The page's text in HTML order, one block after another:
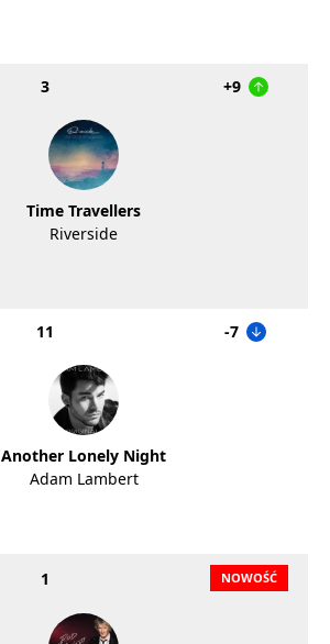
3 +9
Time Travellers
Riverside
11 -7
Another Lonely Night
Adam Lambert
1